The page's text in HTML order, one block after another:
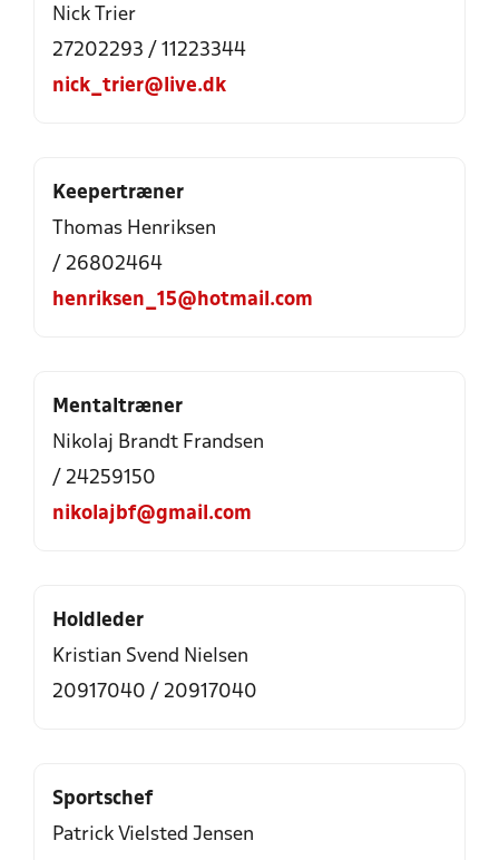
Nick Trier
27202293 / 11223344
nick_trier@live.dk
Keepertræner
Thomas Henriksen
/ 26802464
henriksen_15@hotmail.com
Mentaltræner
Nikolaj Brandt Frandsen
/ 24259150
nikolajbf@gmail.com
Holdleder
Kristian Svend Nielsen
20917040 / 20917040
Sportschef
Patrick Vielsted Jensen